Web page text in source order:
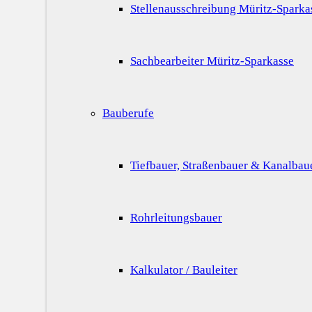
Stellenausschreibung Müritz-
Sachbearbeiter Müritz-Sparkasse
Bauberufe
Tiefbauer, Straßenbauer &
Rohrleitungsbauer
Kalkulator / Bauleiter